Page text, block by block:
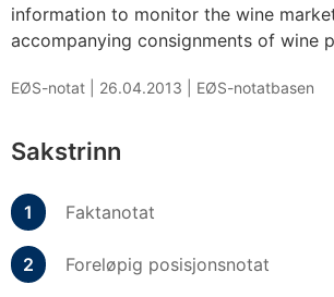
information to monitor the wine
accompanying consignments of wine
EØS-notat | 26.04.2013 EØS-notatbasen
Sakstrinn
Faktanotat
Foreløpig posisjonsnotat